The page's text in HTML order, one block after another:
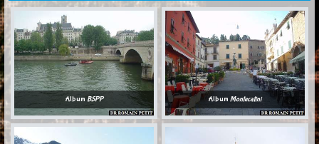
Album BSPP Album Montecatini